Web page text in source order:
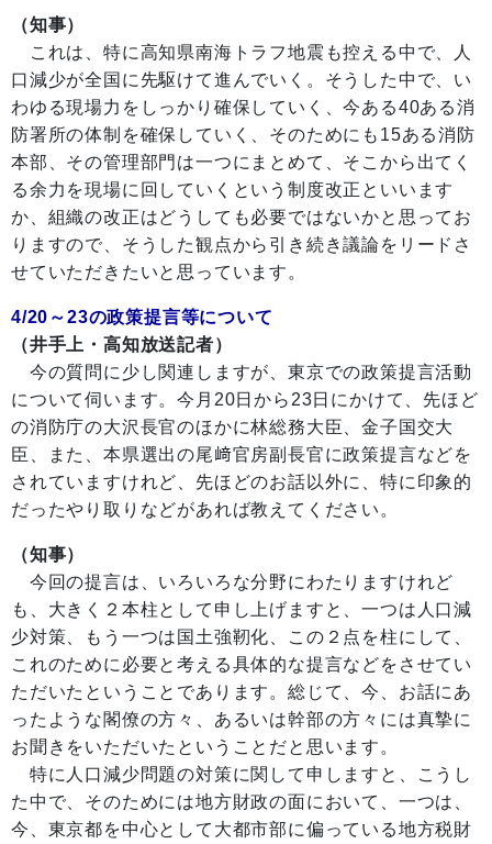
（知事）
これは、特に高知県南海トラフ地震も控える中で、人
口減少が全国に先駆けて進んでいく。そうした中で、い
わゆる現場力をしっかり確保していく、今ある40ある消
防署所の体制を確保していく、そのためにも15ある消防
本部、その管理部門は一つにまとめて、そこから出てく
る余力を現場に回していくという制度改正といいます
か、組織の改正はどうしても必要ではないかと思ってお
りますので、そうした観点から引き続き議論をリードさ
せていただきたいと思っています。
4/20～23の政策提言等について
（井手上・高知放送記者）
今の質問に少し関連しますが、東京での政策提言活動
について伺います。今月20日から23日にかけて、先ほど
の消防庁の大沢長官のほかに林総務大臣、金子国交大
臣、また、本県選出の尾﨑官房副長官に政策提言などを
されていますけれど、先ほどのお話以外に、特に印象的
だったやり取りなどがあれば教えてください。
（知事）
今回の提言は、いろいろな分野にわたりますけれど
も、大きく２本柱として申し上げますと、一つは人口減
少対策、もう一つは国土強靭化、この２点を柱にして、
これのために必要と考える具体的な提言などをさせてい
ただいたということであります。総じて、今、お話にあ
ったような閣僚の方々、あるいは幹部の方々には真摯に
お聞きをいただいたということだと思います。
特に人口減少問題の対策に関して申しますと、こうし
た中で、そのためには地方財政の面において、一つは、
今、東京都を中心として大都市部に偏っている地方税財